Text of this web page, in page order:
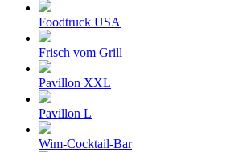
Foodtruck USA
Frisch vom Grill
Pavillon XXL
Pavillon L
Wim-Cocktail-Bar